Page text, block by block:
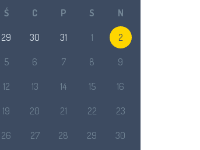
Ś C P S N
29 30 31 1 2
5 6 7 8 9
12 13 14 15 16
19 20 21 22 23
26 27 28 29 30